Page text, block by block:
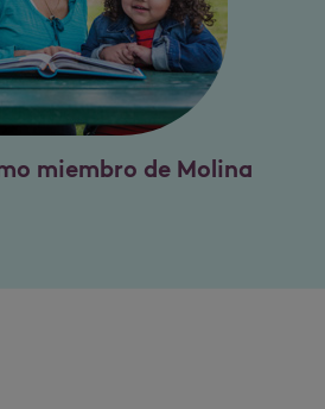
miembro de Molina